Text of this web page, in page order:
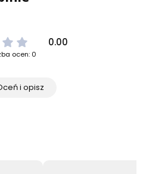
0.00
ocen: 0
i opisz